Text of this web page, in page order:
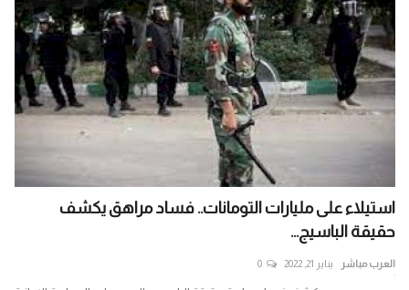
استيلاء على مليارات التومانات.. فساد مراهق يكشف
حقيقة الباسيج...
العرب مباشر يناير 21, 2022 0